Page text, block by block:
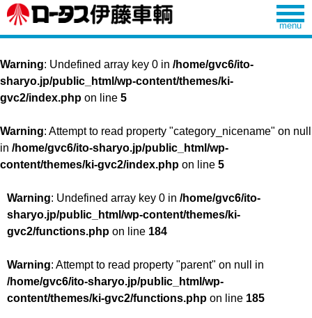
Warning: Undefined array key 0 in /home/gvc6/ito-
sharyo.jp/public_html/wp-content/themes/ki-
gvc2/index.php on line 5
Warning: Attempt to read property "category_nicename" on null
in /home/gvc6/ito-sharyo.jp/public_html/wp-
content/themes/ki-gvc2/index.php on line 5
Warning: Undefined array key 0 in /home/gvc6/ito-
sharyo.jp/public_html/wp-content/themes/ki-
gvc2/functions.php on line 184
Warning: Attempt to read property "parent" on null in
/home/gvc6/ito-sharyo.jp/public_html/wp-
content/themes/ki-gvc2/functions.php on line 185